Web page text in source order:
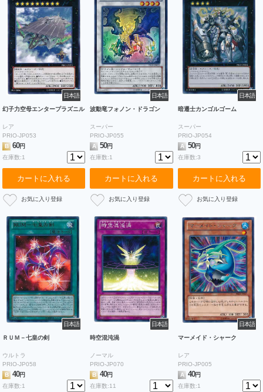
日本語
幻子力空母エンタープラズニル
レア
PRIO-JP053
B
60円
在庫数:1
カートに入れる
日本語
波動竜フォノン・ドラゴン
スーパー
PRIO-JP055
A
50円
在庫数:1
カートに入れる
日本語
暗遷士カンゴルゴーム
スーパー
PRIO-JP054
A 50円
在庫数:3
カートに入れる
日本語
ＲＵＭ－七皇の剣
ウルトラ
PRIO-JP058
B
40円
在庫数:1
日本語
時空混沌渦
ノーマル
PRIO-JP070
B
40円
在庫数:11
日本語
マーメイド・シャーク
レア
PRIO-JP005
A 40円
在庫数:1